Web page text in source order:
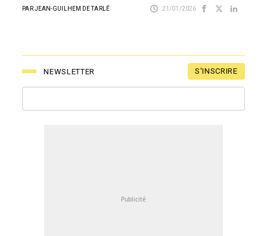
PAR JEAN-GUILHEM DE TARLÉ 21/01/2026
NEWSLETTER S'INSCRIRE